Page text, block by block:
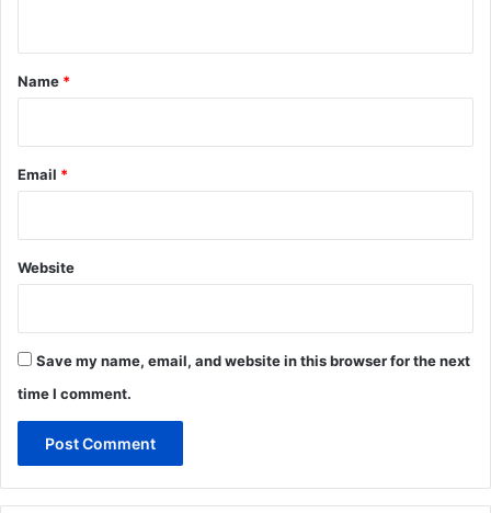
*
Name *
Email *
Website
Save my name, email, and website in this browser for the next
time I comment.